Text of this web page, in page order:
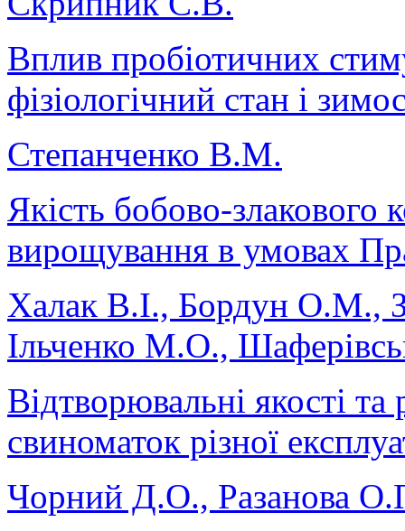
Вплив пробіотичних
фізіологічний стан і
Степанченко В.М.
Якість бобово-злакового
вирощування в умовах
Халак В.І., Бордун
Ільченко М.О.,
Відтворювальні якості та
свиноматок різної
Чорний Д.О., Разанова